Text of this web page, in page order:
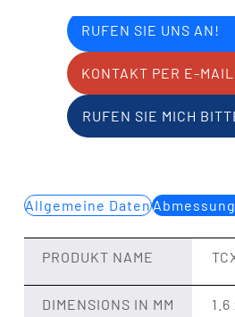
RUFEN SIE UNS AN!
KONTAKT PER E-
RUFEN SIE MICH
Allgemeine Daten
PRODUKT NAME
DIMENSIONS IN MM